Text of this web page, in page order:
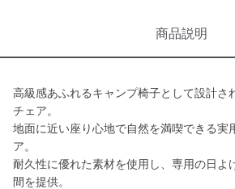
商品説明
高級感あふれるキャンプ椅子として設計さ
チェア。
地面に近い座り心地で自然を満喫できる実
ア。
耐久性に優れた素材を使用し、専用の日よ
間を提供。